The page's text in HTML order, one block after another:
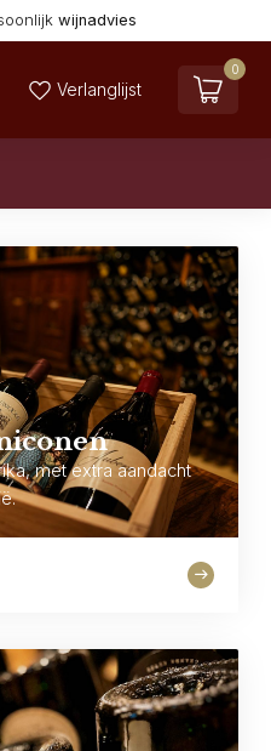
wijnadvies
Verlanglijst
0
met extra aandacht